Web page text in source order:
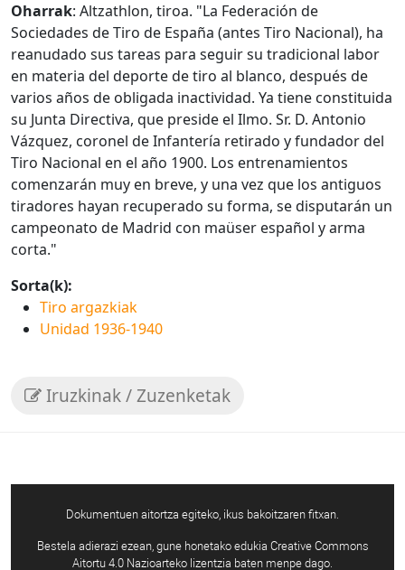
Oharrak: Altzathlon, tiroa. "La Federación de
Sociedades de Tiro de España (antes Tiro Nacional), ha
reanudado sus tareas para seguir su tradicional labor
en materia del deporte de tiro al blanco, después de
varios años de obligada inactividad. Ya tiene constituida
su Junta Directiva, que preside el Ilmo. Sr. D. Antonio
Vázquez, coronel de Infantería retirado y fundador del
Tiro Nacional en el año 1900. Los entrenamientos
comenzarán muy en breve, y una vez que los antiguos
tiradores hayan recuperado su forma, se disputarán un
campeonato de Madrid con maüser español y arma
corta."
Sorta(k):
Tiro argazkiak
Unidad 1936-1940
Iruzkinak / Zuzenketak
Dokumentuen aitortza egiteko, ikus bakoitzaren fitxan.
Bestela adierazi ezean, gune honetako edukia Creative Commons
Aitortu 4.0 Nazioarteko lizentzia baten menpe dago.